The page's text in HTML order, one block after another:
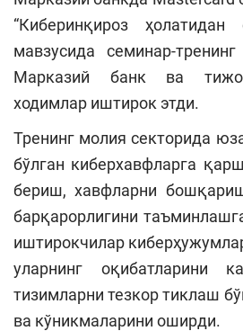
“Киберинқироз
мавзусида семинар-
Марказий банк ва
ходимлар иштирок этди.
Тренинг молия секторида
бўлган киберхавфларга
бериш, хавфларни
барқарорлигини
иштирокчилар
уларнинг оқибатларини
тизимларни тезкор тиклаш
ва кўникмаларини оширди.